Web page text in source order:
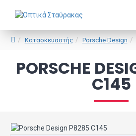
Κατασκευαστής Porsche Design
PORSCHE
C145